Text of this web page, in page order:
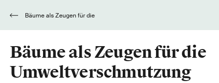
Bäume als Zeugen für die
Umweltverschmutzung